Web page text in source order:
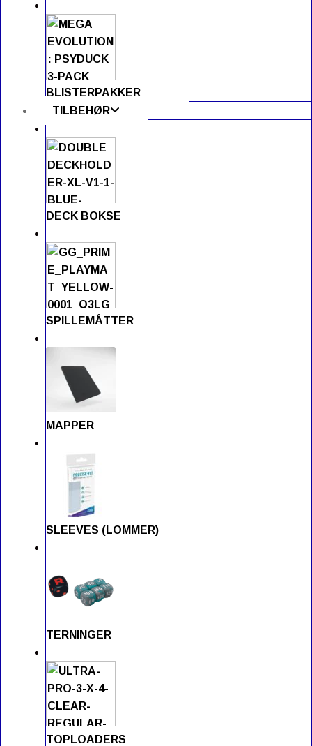
BLISTERPAKKER
TILBEHØR
DECK BOKSE
SPILLEMÅTTER
MAPPER
SLEEVES (LOMMER)
TERNINGER
TOPLOADERS